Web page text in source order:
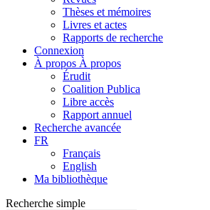
Thèses et mémoires
Livres et actes
Rapports de recherche
Connexion
À propos À propos
Érudit
Coalition Publica
Libre accès
Rapport annuel
Recherche avancée
FR
Français
English
Ma bibliothèque
Recherche simple